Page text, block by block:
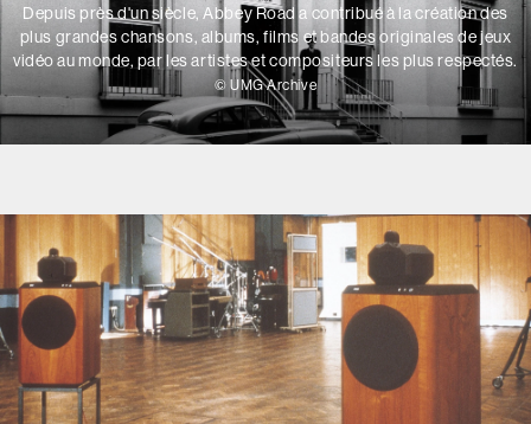
Depuis près d'un siècle, Abbey Road a contribué à la création des
plus grandes chansons, albums, films et bandes originales de jeux
vidéo au monde, par les artistes et compositeurs les plus respectés.
© UMG Archive